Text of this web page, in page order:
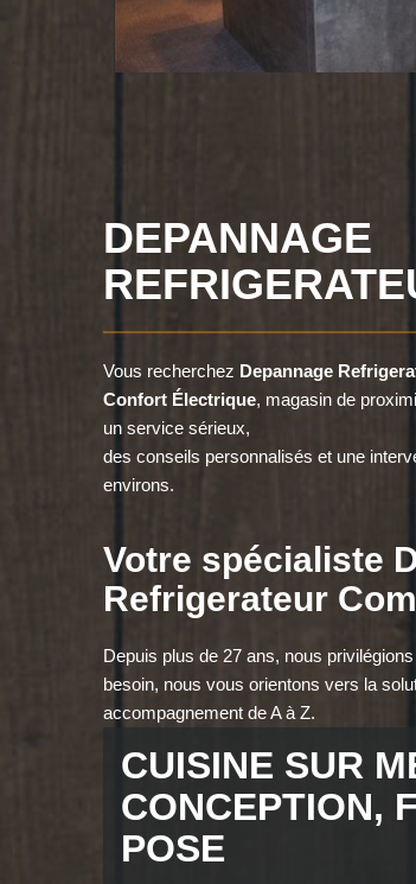
DEPANNAGE
Vous recherchez Depannage
Confort Électrique, magasin de
un service sérieux,
des conseils personnalisés et une
environs.
Votre spécialiste
Refrigerateur
Depuis plus de 27 ans, nous
besoin, nous vous orientons vers la
accompagnement de A à Z.
CUISINE SUR
CONCEPTION,
POSE